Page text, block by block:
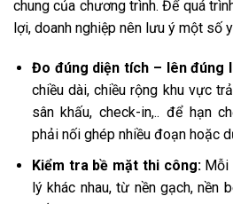
chung của chương trình. Để quá
lợi, doanh nghiệp nên lưu ý một số
Đo đúng diện tích – lên đúng
chiều dài, chiều rộng khu vực
sân khấu, check-in,.. để hạn
phải nối ghép nhiều đoạn hoặc
Kiểm tra bề mặt thi công:Mỗi
lý khác nhau, từ nền gạch, nền